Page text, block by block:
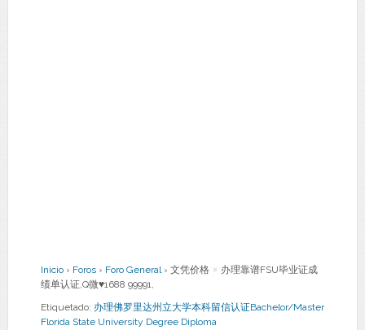
Inicio › Foros › Foro General › 文凭价格
办理靠谱FSU毕业证成
绩单认证,Q微♥1688 99991,
Etiquetado: 办理佛罗里达州立大学本科留信认证Bachelor/Master
Florida State University Degree Diploma